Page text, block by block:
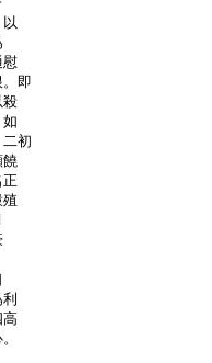
慰
即
殺
初
饒
高